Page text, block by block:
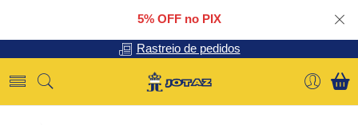
5% OFF no PIX
Rastreio de pedidos